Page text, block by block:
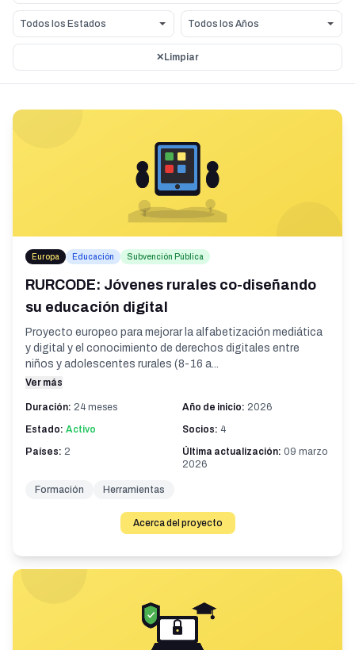
✕ Limpiar
Europa Educación Subvención Pública
RURCODE: Jóvenes rurales co-diseñando
su educación digital
Proyecto europeo para mejorar la alfabetización mediática
y digital y el conocimiento de derechos digitales entre
niños y adolescentes rurales (8-16 a...
Ver más
Duración: 24 meses Año de inicio: 2026
Estado: Activo Socios: 4
Países: 2 Última actualización: 09 marzo
2026
Formación Herramientas
Acerca del proyecto